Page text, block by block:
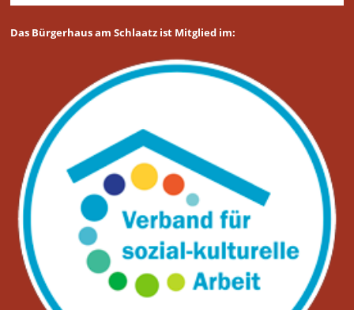
Das Bürgerhaus am Schlaatz ist Mitglied im: